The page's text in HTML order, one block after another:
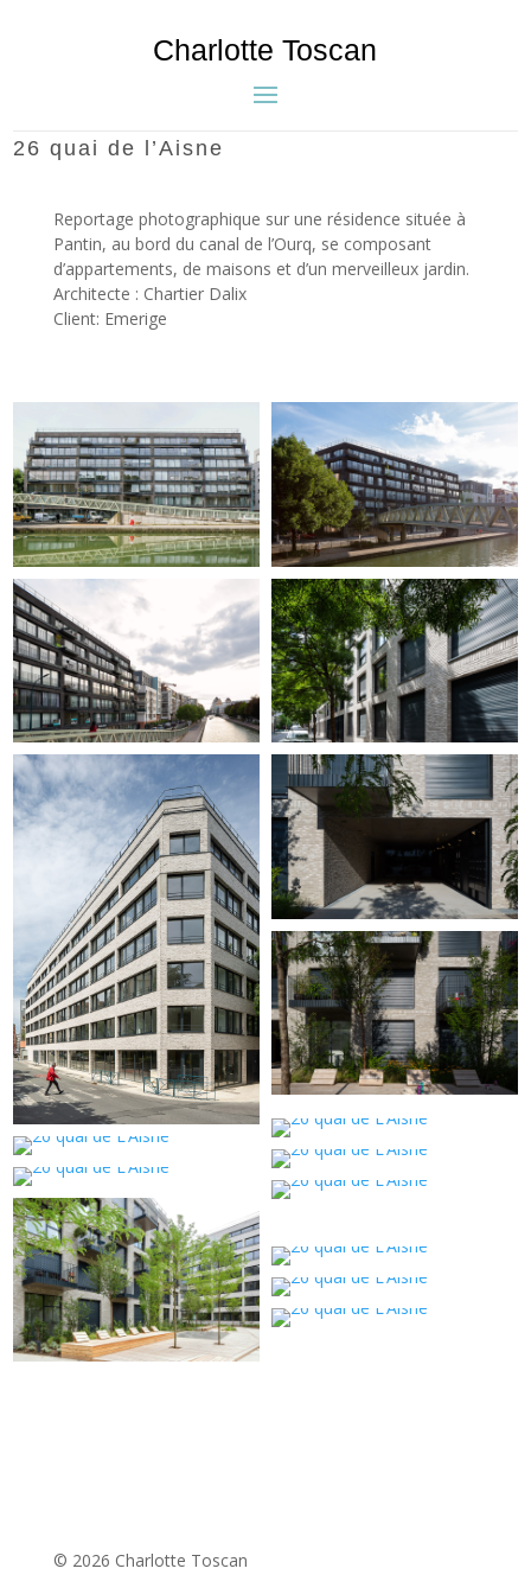
Charlotte Toscan
26 quai de l’Aisne
Reportage photographique sur une résidence située à
Pantin, au bord du canal de l’Ourq, se composant
d’appartements, de maisons et d’un merveilleux jardin.
Architecte : Chartier Dalix
Client: Emerige
© 2026 Charlotte Toscan